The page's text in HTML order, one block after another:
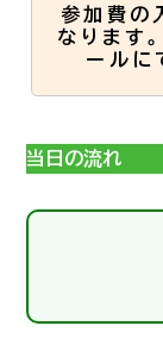
参加費の
なります
ールに
当日の流れ